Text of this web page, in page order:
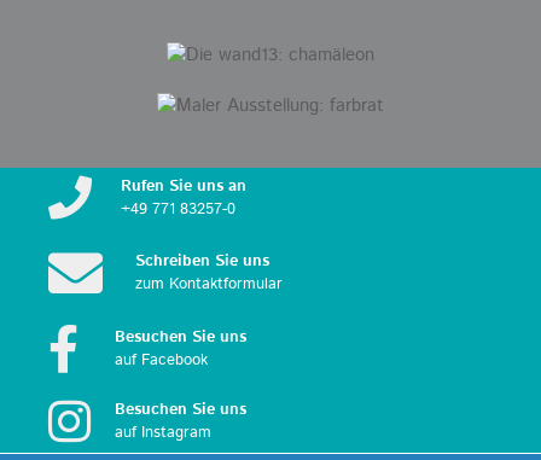
Rufen Sie uns an
+49 771 83257-0
Schreiben Sie uns
zum Kontakt­formular
Besuchen Sie uns
auf Facebook
Besuchen Sie uns
auf Instagram